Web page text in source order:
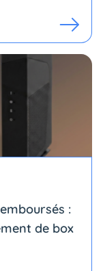
:
de box